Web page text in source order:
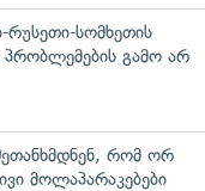
რუსეთი-სომხეთის
პრობლემების გამო არ
რომ ორ
მოლაპარაკებები